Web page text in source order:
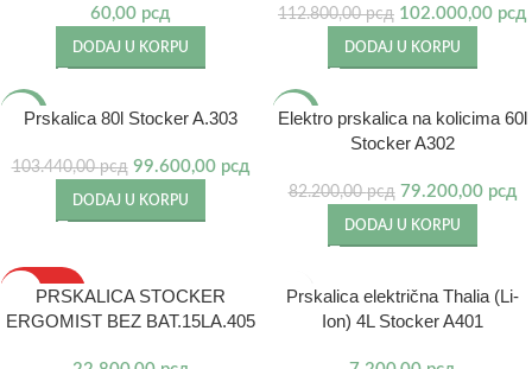
60,00 рсд
DODAJ U KORPU
112.800,00рсд 102.000,00 рсд
DODAJ U KORPU
-4%Prskalica 80l Stocker A.303
103.440,00рсд 99.600,00 рсд
DODAJ U KORPU
-4%
Elektro prskalica na kolicima 60l
Stocker A302
82.200,00рсд 79.200,00 рсд
DODAJ U KORPU
IZDVAJAMO
PRSKALICA STOCKER
ERGOMIST BEZ BAT.15LA.405
Prskalica električna Thalia (Li-
Ion) 4L Stocker A401